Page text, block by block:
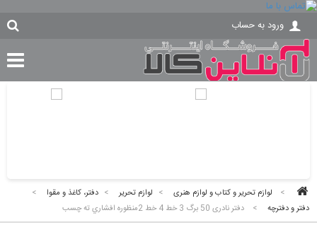
ورود به حساب
> لوازم تحریر و کتاب و لوازم هنری > لوازم تحریر > دفتر، کاغذ و مقوا
>
دفتر و دفترچه
> دفتر نادری 50 برگ 3 خط 4 خط 2منظوره افشاري ته چسب